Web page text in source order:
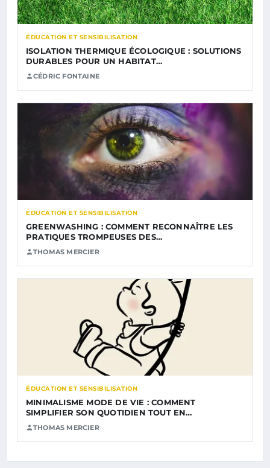
ÉDUCATION ET SENSIBILISATION
ISOLATION THERMIQUE ÉCOLOGIQUE : SOLUTIONS
DURABLES POUR UN HABITAT…
CÉDRIC FONTAINE
ÉDUCATION ET SENSIBILISATION
GREENWASHING : COMMENT RECONNAÎTRE LES
PRATIQUES TROMPEUSES DES…
THOMAS MERCIER
ÉDUCATION ET SENSIBILISATION
MINIMALISME MODE DE VIE : COMMENT
SIMPLIFIER SON QUOTIDIEN TOUT EN…
THOMAS MERCIER